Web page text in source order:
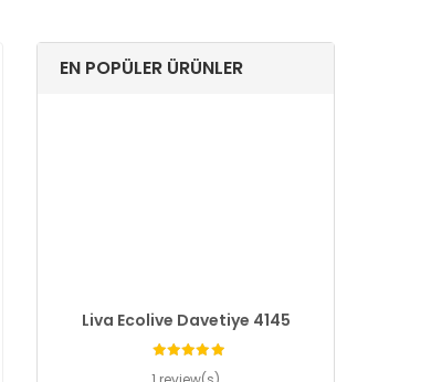
EN POPÜLER ÜRÜNLER
Liva Ecolive Davetiye 4145